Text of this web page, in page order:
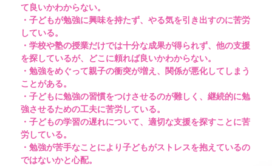
て良いかわからない。
・子どもが勉強に興味を持たず、やる気を引き出すのに苦労
している。
・学校や塾の授業だけでは十分な成果が得られず、他の支援
を探しているが、どこに頼れば良いかわからない。
・勉強をめぐって親子の衝突が増え、関係が悪化してしまう
ことがある。
・子どもに勉強の習慣をつけさせるのが難しく、継続的に勉
強させるための工夫に苦労している。
・子どもの学習の遅れについて、適切な支援を探すことに苦
労している。
・勉強が苦手なことにより子どもがストレスを抱えているの
ではないかと心配。